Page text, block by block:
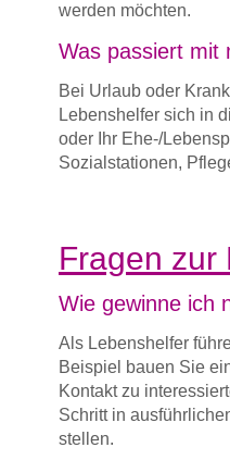
werden möchten.
Was passiert mit
Bei Urlaub oder
Lebenshelfer sich in
oder Ihr Ehe-/
Sozialstationen,
Fragen zur
Wie gewinne ich
Als Lebenshelfer
Beispiel bauen Sie
Kontakt zu
Schritt in
stellen.